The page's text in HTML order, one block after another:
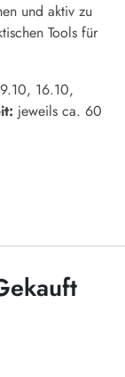
und aktiv zu
Tools für
16.10,
jeweils ca. 60